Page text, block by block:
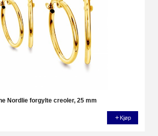
Nordlie forgylte creoler, 25 mm
Kjøp